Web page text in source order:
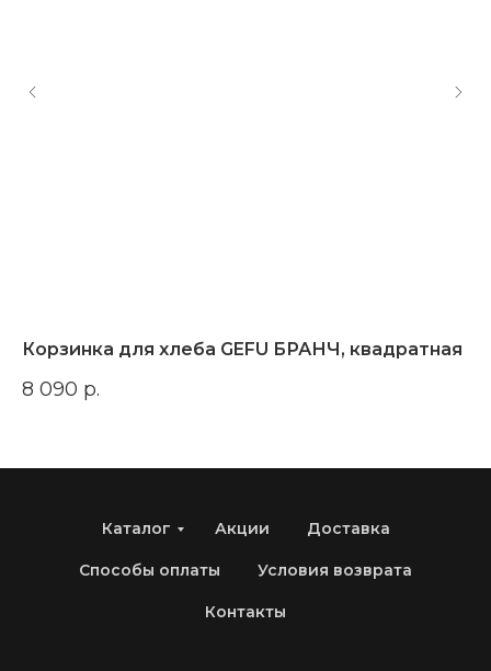
Корзинка для хлеба GEFU БРАНЧ, квадратная
8 090 р.
Каталог Акции Доставка
Способы оплаты Условия возврата
Контакты